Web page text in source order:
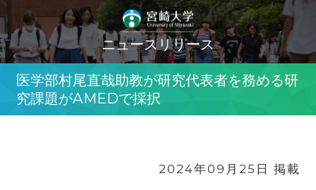
ニュースリリース
医学部村尾直哉助教が研究代表者を務める研
究課題がAMEDで採択
2024年09月25日 掲載